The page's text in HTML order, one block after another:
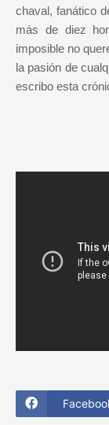
chaval, fanático
más de diez
imposible no
la pasión de
escribo esta